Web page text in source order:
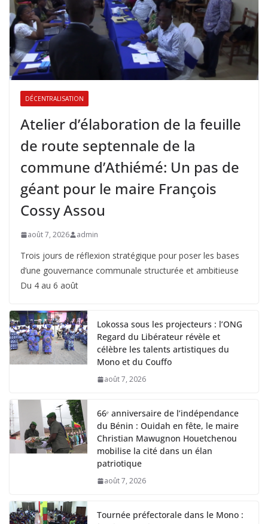
DÉCENTRALISATION
Atelier d’élaboration de la feuille
de route septennale de la
commune d’Athiémé: Un pas de
géant pour le maire François
Cossy Assou
août 7, 2026 admin
Trois jours de réflexion stratégique pour poser les bases
d’une gouvernance communale structurée et ambitieuse
Du 4 au 6 août
Lokossa sous les projecteurs : l’ONG
Regard du Libérateur révèle et
célèbre les talents artistiques du
Mono et du Couffo
août 7, 2026
66ᵉ anniversaire de l’indépendance
du Bénin : Ouidah en fête, le maire
Christian Mawugnon Houetchenou
mobilise la cité dans un élan
patriotique
août 7, 2026
Tournée préfectorale dans le Mono :